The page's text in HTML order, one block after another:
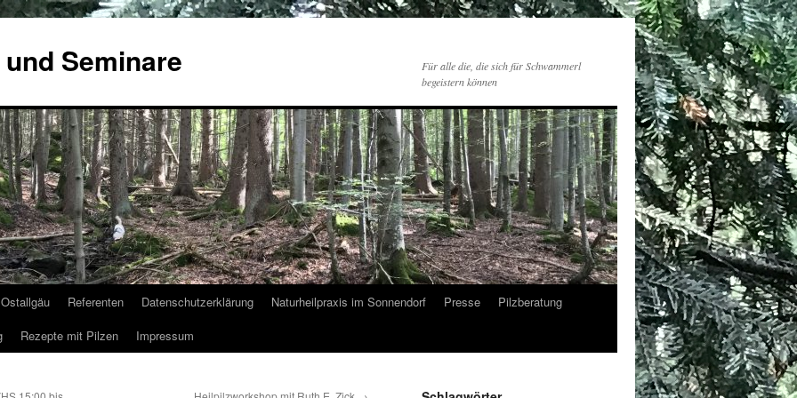
Seminare
Für alle die, die sich für Schwammerl
begeistern können
Referenten Datenschutzerklärung Naturheilpraxis im Sonnendorf Presse
Pilzberatung
Rezepte mit Pilzen Impressum